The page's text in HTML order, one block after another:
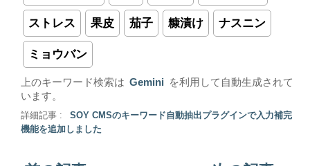
ストレス 果皮 茄子 糠漬け ナスニン
ミョウバン
上のキーワード検索は Gemini
を利用して自動生成されて
います。
詳細記事 :
SOY CMSのキーワード自動抽出プラグインで入力補完
機能を追加しました